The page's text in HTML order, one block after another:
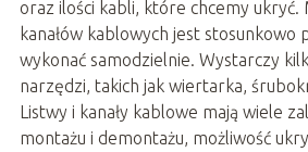
oraz ilości kabli, które chcemy ukryć.
kanałów kablowych jest stosunkowo
wykonać samodzielnie. Wystarczy
narzędzi, takich jak wiertarka,
Listwy i kanały kablowe mają wiele
montażu i demontażu, możliwość